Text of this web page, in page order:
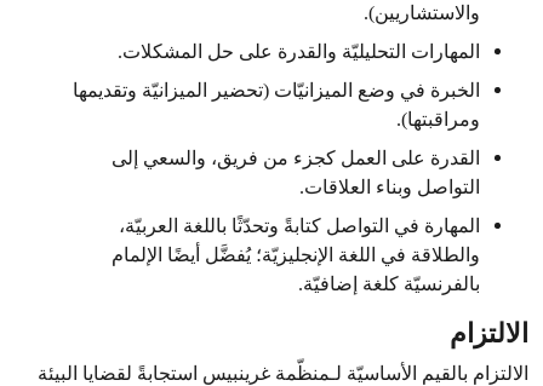
والاستشاريين).
المهارات التحليليّة والقدرة على حل المشكلات.
الخبرة في وضع الميزانيّات (تحضير الميزانيّة وتقديمها
ومراقبتها).
القدرة على العمل كجزء من فريق، والسعي إلى
التواصل وبناء العلاقات.
المهارة في التواصل كتابةً وتحدّثًا باللغة العربيّة،
والطلاقة في اللغة الإنجليزيّة؛ يُفضَّل أيضًا الإلمام
بالفرنسيّة كلغة إضافيّة.
الالتزام
الالتزام بالقيم الأساسيّة لـمنظّمة غرينبيس استجابةً لقضايا البيئة